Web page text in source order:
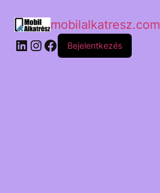
mobilalkatresz.com
Bejelentkezés